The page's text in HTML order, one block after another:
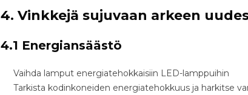
4. Vinkkejä sujuvaan arkeen
4.1 Energiansäästö
Vaihda lamput energiatehokkaisiin LED-lamppuihin
Tarkista kodinkoneiden energiatehokkuus ja harkitse